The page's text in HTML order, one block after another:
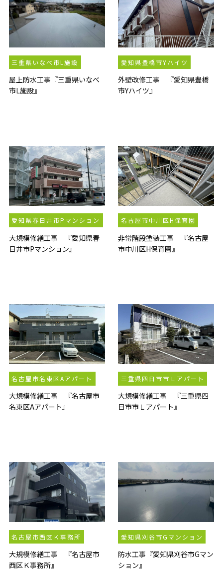
三重県いなべ市L施設
屋上防水工事『三重県いなべ
市L施設』
愛知県豊橋市Yハイツ
外壁改修工事 『愛知県豊橋
市Yハイツ』
愛知県春日井市Pマンション
大規模修繕工事 『愛知県春
日井市Pマンション』
名古屋市中川区H保育園
非常階段塗装工事 『名古屋
市中川区H保育園』
名古屋市名東区Aアパート
大規模修繕工事 『名古屋市
名東区Aアパート』
三重県四日市市Ｌアパート
大規模修繕工事 『三重県四
日市市Ｌアパート』
名古屋市西区Ｋ事務所
大規模修繕工事 『名古屋市
西区Ｋ事務所』
愛知県刈谷市Gマンション
防水工事『愛知県刈谷市Gマン
ション』